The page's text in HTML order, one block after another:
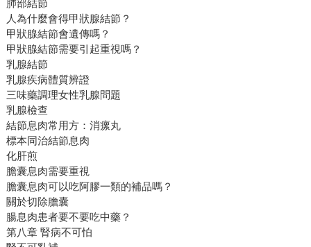
肺部結節
人為什麼會得甲狀腺結節？
甲狀腺結節會遺傳嗎？
甲狀腺結節需要引起重視嗎？
乳腺結節
乳腺疾病體質辨證
三味藥調理女性乳腺問題
乳腺檢查
結節息肉常用方：消瘰丸
標本同治結節息肉
化肝煎
膽囊息肉需要重視
膽囊息肉可以吃阿膠一類的補品嗎？
關於切除膽囊
腸息肉患者要不要吃中藥？
第八章 腎病不可怕